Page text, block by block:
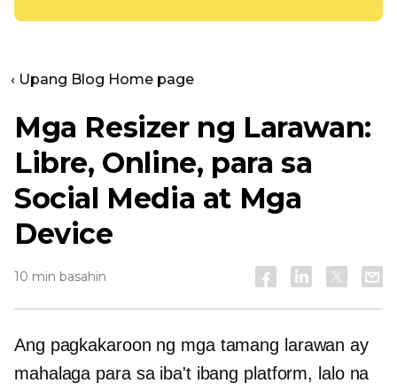
‹ Upang Blog Home page
Mga Resizer ng Larawan:
Libre, Online, para sa
Social Media at Mga
Device
10 min basahin
Ang pagkakaroon ng mga tamang larawan ay
mahalaga para sa iba't ibang platform, lalo na